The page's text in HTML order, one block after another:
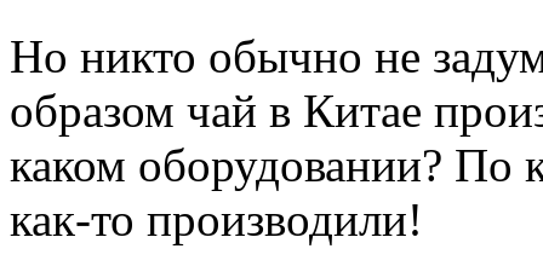
Но никто обычно не
образом чай в Китае
каком оборудовании? По
как-то производили!